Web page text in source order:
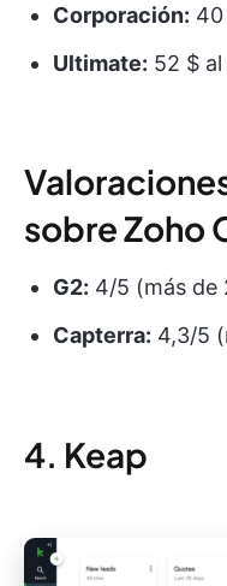
Corporación: 40
Ultimate: 52 $
sobre Zoho
G2: 4/5 (más de
Capterra: 4,3/5
4. Keap